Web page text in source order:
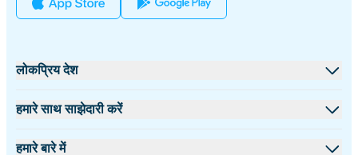
लोकप्रिय देश
संयुक्त राज्य
हमारे साथ साझेदारी करें
थोक मंच
हमारे बारे में